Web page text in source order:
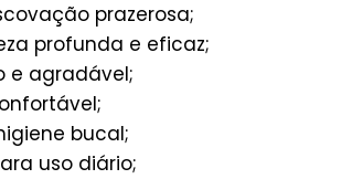
prazerosa;
profunda e eficaz;
e agradável;
bucal;
uso diário;